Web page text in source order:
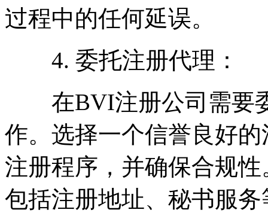
过程中的任何延误。
4. 委托注册代理：
在BVI注册公司需要委
作。选择一个信誉良好
注册程序，并确保合规
包括注册地址、秘书服务